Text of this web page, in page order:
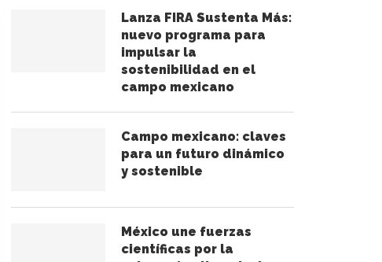
Lanza FIRA Sustenta Más:
nuevo programa para
impulsar la
sostenibilidad en el
campo mexicano
Campo mexicano: claves
para un futuro dinámico
y sostenible
México une fuerzas
científicas por la